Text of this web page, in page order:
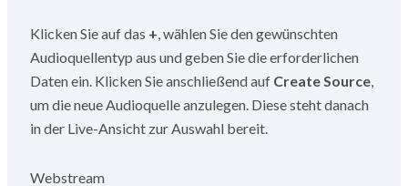
Klicken Sie auf das +, wählen Sie den gewünschten
Audioquellentyp aus und geben Sie die erforderlichen
Daten ein. Klicken Sie anschließend auf Create Source,
um die neue Audioquelle anzulegen. Diese steht danach
in der Live-Ansicht zur Auswahl bereit.
Webstream